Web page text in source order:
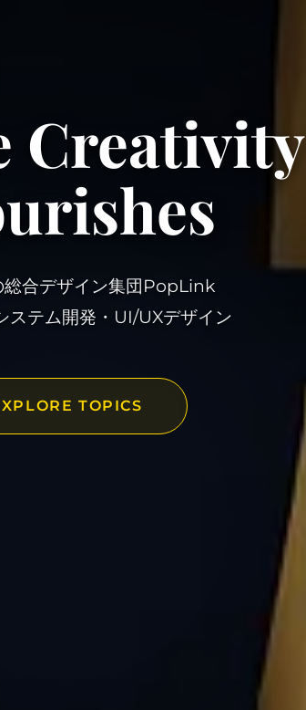
Creativity
総合デザイン集団PopLink
ステム開発・UI/UXデザイン
TOPICS